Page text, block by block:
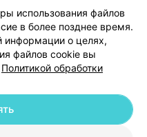
данных
| 220012, Республика Беларусь,
использования файлов
в более позднее время.
информации о целях,
файлов cookie вы
Политикой обработки